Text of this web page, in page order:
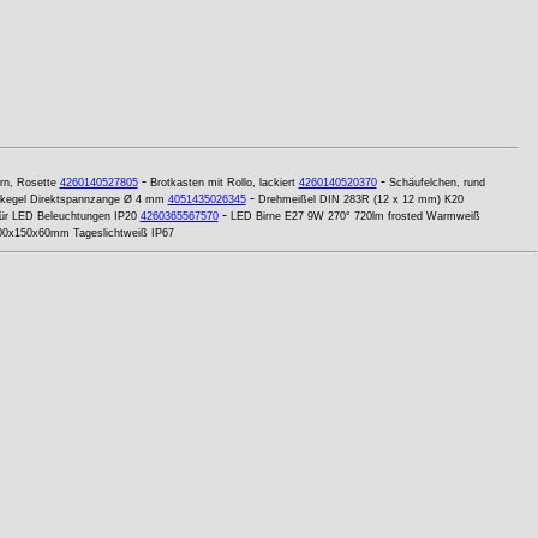
Rosette 4260140527805- Brotkasten mit Rollo, lackiert 4260140520370- Schäufelchen, rund
Direktspannzange Ø 4 mm 4051435026345- Drehmeißel DIN 283R (12 x 12 mm) K20
LED Beleuchtungen IP20 4260365567570- LED Birne E27 9W 270° 720lm frosted Warmweiß
Tageslichtweiß IP67